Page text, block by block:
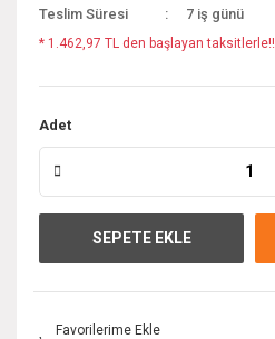
Teslim Süresi
7 iş günü
* 1.462,97 TL den başlayan taksitlerle!!
Adet
SEPETE EKLE